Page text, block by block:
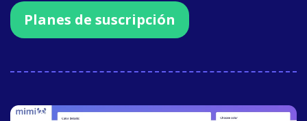
Planes de suscripción